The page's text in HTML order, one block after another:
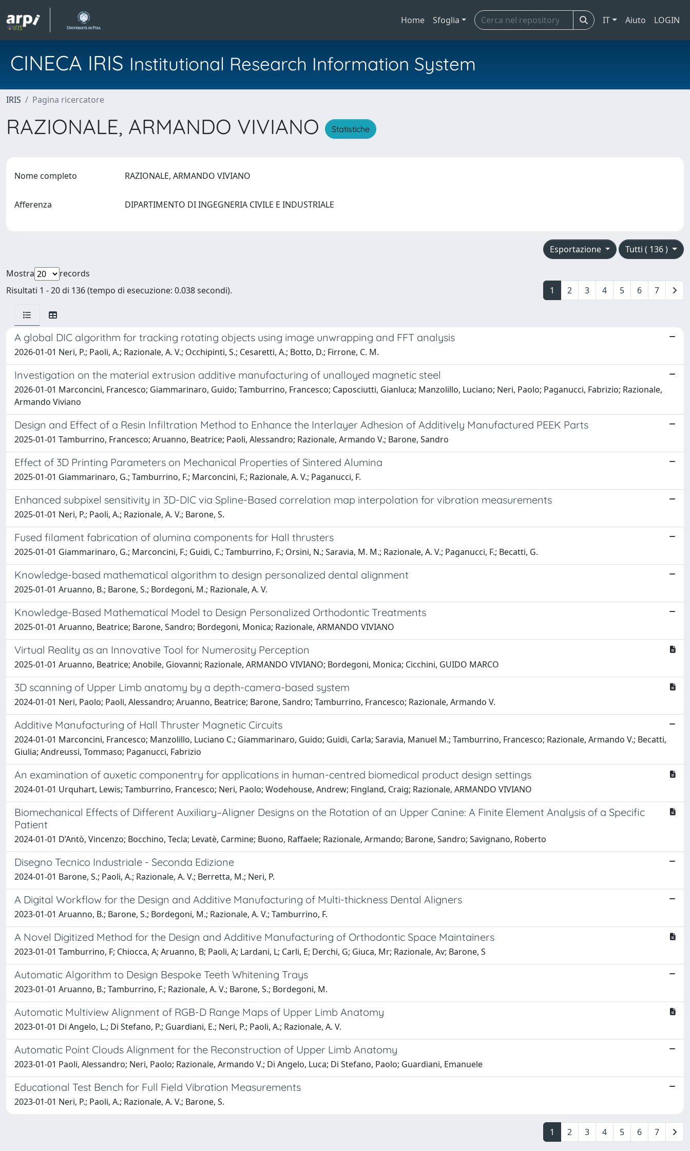
Home Sfoglia IT Aiuto LOGIN
CINECA IRIS Institutional Research Information System
IRIS Pagina ricercatore
RAZIONALE, ARMANDO VIVIANO Statistiche
Nome completo RAZIONALE, ARMANDO VIVIANO
Afferenza DIPARTIMENTO DI INGEGNERIA CIVILE E INDUSTRIALE
Tutti ( 136 )
Esportazione
Mostra
records
Risultati 1 - 20 di 136 (tempo di esecuzione: 0.038 secondi).
1 2 3 4 5 6 7
A global DIC algorithm for tracking rotating objects using image unwrapping and FFT analysis
2026-01-01 Neri, P.; Paoli, A.; Razionale, A. V.; Occhipinti, S.; Cesaretti, A.; Botto, D.; Firrone, C. M.
Investigation on the material extrusion additive manufacturing of unalloyed magnetic steel
2026-01-01 Marconcini, Francesco; Giammarinaro, Guido; Tamburrino, Francesco; Caposciutti, Gianluca; Manzolillo, Luciano; Neri, Paolo; Paganucci, Fabrizio; Razionale,
Armando Viviano
Design and Effect of a Resin Infiltration Method to Enhance the Interlayer Adhesion of Additively Manufactured PEEK Parts
2025-01-01 Tamburrino, Francesco; Aruanno, Beatrice; Paoli, Alessandro; Razionale, Armando V.; Barone, Sandro
Effect of 3D Printing Parameters on Mechanical Properties of Sintered Alumina
2025-01-01 Giammarinaro, G.; Tamburrino, F.; Marconcini, F.; Razionale, A. V.; Paganucci, F.
Enhanced subpixel sensitivity in 3D-DIC via Spline-Based correlation map interpolation for vibration measurements
2025-01-01 Neri, P.; Paoli, A.; Razionale, A. V.; Barone, S.
Fused filament fabrication of alumina components for Hall thrusters
2025-01-01 Giammarinaro, G.; Marconcini, F.; Guidi, C.; Tamburrino, F.; Orsini, N.; Saravia, M. M.; Razionale, A. V.; Paganucci, F.; Becatti, G.
Knowledge-based mathematical algorithm to design personalized dental alignment
2025-01-01 Aruanno, B.; Barone, S.; Bordegoni, M.; Razionale, A. V.
Knowledge-Based Mathematical Model to Design Personalized Orthodontic Treatments
2025-01-01 Aruanno, Beatrice; Barone, Sandro; Bordegoni, Monica; Razionale, ARMANDO VIVIANO
Virtual Reality as an Innovative Tool for Numerosity Perception
2025-01-01 Aruanno, Beatrice; Anobile, Giovanni; Razionale, ARMANDO VIVIANO; Bordegoni, Monica; Cicchini, GUIDO MARCO
3D scanning of Upper Limb anatomy by a depth-camera-based system
2024-01-01 Neri, Paolo; Paoli, Alessandro; Aruanno, Beatrice; Barone, Sandro; Tamburrino, Francesco; Razionale, Armando V.
Additive Manufacturing of Hall Thruster Magnetic Circuits
2024-01-01 Marconcini, Francesco; Manzolillo, Luciano C.; Giammarinaro, Guido; Guidi, Carla; Saravia, Manuel M.; Tamburrino, Francesco; Razionale, Armando V.; Becatti,
Giulia; Andreussi, Tommaso; Paganucci, Fabrizio
An examination of auxetic componentry for applications in human-centred biomedical product design settings
2024-01-01 Urquhart, Lewis; Tamburrino, Francesco; Neri, Paolo; Wodehouse, Andrew; Fingland, Craig; Razionale, ARMANDO VIVIANO
Biomechanical Effects of Different Auxiliary–Aligner Designs on the Rotation of an Upper Canine: A Finite Element Analysis of a Specific
Patient
2024-01-01 D’Antò, Vincenzo; Bocchino, Tecla; Levatè, Carmine; Buono, Raffaele; Razionale, Armando; Barone, Sandro; Savignano, Roberto
Disegno Tecnico Industriale - Seconda Edizione
2024-01-01 Barone, S.; Paoli, A.; Razionale, A. V.; Berretta, M.; Neri, P.
A Digital Workflow for the Design and Additive Manufacturing of Multi-thickness Dental Aligners
2023-01-01 Aruanno, B.; Barone, S.; Bordegoni, M.; Razionale, A. V.; Tamburrino, F.
A Novel Digitized Method for the Design and Additive Manufacturing of Orthodontic Space Maintainers
2023-01-01 Tamburrino, F; Chiocca, A; Aruanno, B; Paoli, A; Lardani, L; Carli, E; Derchi, G; Giuca, Mr; Razionale, Av; Barone, S
Automatic Algorithm to Design Bespoke Teeth Whitening Trays
2023-01-01 Aruanno, B.; Tamburrino, F.; Razionale, A. V.; Barone, S.; Bordegoni, M.
Automatic Multiview Alignment of RGB-D Range Maps of Upper Limb Anatomy
2023-01-01 Di Angelo, L.; Di Stefano, P.; Guardiani, E.; Neri, P.; Paoli, A.; Razionale, A. V.
Automatic Point Clouds Alignment for the Reconstruction of Upper Limb Anatomy
2023-01-01 Paoli, Alessandro; Neri, Paolo; Razionale, Armando V.; Di Angelo, Luca; Di Stefano, Paolo; Guardiani, Emanuele
Educational Test Bench for Full Field Vibration Measurements
2023-01-01 Neri, P.; Paoli, A.; Razionale, A. V.; Barone, S.
1 2 3 4 5 6 7